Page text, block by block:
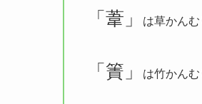
「葦」 は草かん
「簀」 は竹かん